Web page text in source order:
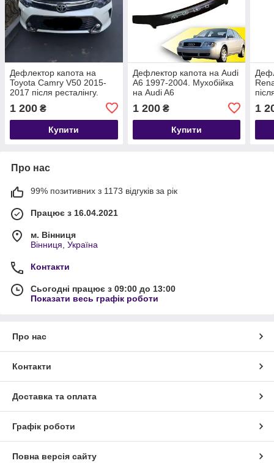
Дефлектор капота на
Toyota Camry V50 2015-
2017 після ресталінгу.
Camry
1 200 ₴
Купити
Дефлектор капота на Audi
A6 1997-2004. Мухобійка
на Audi A6
1 200₴
Купити
1
Про нас
99% позитивних з 1173 відгуків за рік
Працює з 16.04.2021
м. Вінниця
Вінниця, Україна
Контакти
Сьогодні працює з 09:00 до 13:00
Показати весь графік роботи
Про нас
Контакти
Доставка та оплата
Графік роботи
Повна версія сайту